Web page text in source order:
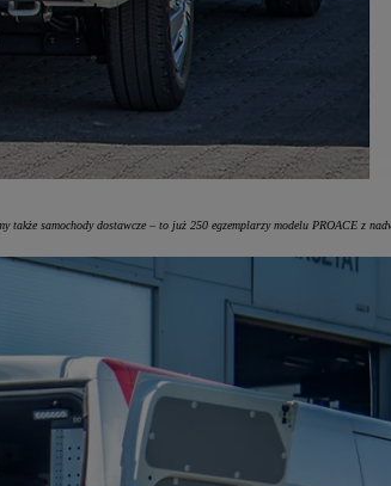
samochody dostawcze – to już 250 egzemplarzy modelu PROACE z